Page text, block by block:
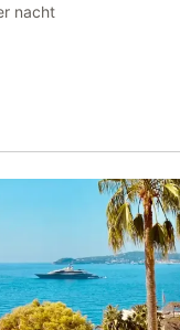
nacht